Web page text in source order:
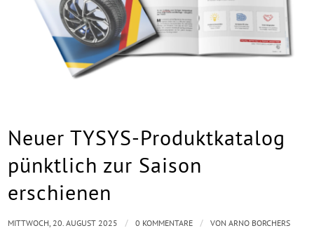
Neuer TYSYS-Produktkatalog
pünktlich zur Saison
erschienen
MITTWOCH, 20. AUGUST 2025 / 0 KOMMENTARE / VONARNO BORCHERS